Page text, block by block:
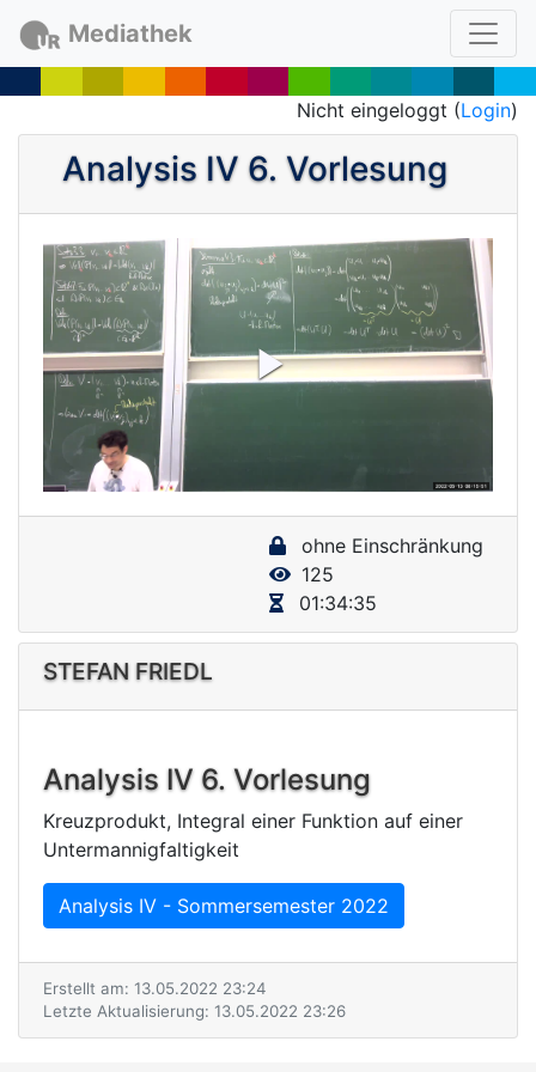
Mediathek
Nicht eingeloggt (Login)
Analysis IV 6. Vorlesung
P
V
i
d
o
ohne Einschränkung
125
01:34:35
STEFAN FRIEDL
Analysis IV 6. Vorlesung
Kreuzprodukt, Integral einer Funktion auf einer
Untermannigfaltigkeit
Analysis IV - Sommersemester 2022
Erstellt am: 13.05.2022 23:24
Letzte Aktualisierung: 13.05.2022 23:26